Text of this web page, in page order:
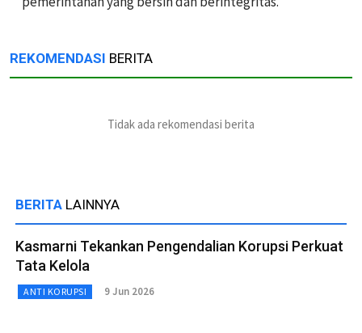
REKOMENDASI BERITA
Tidak ada rekomendasi berita
BERITA LAINNYA
Kasmarni Tekankan Pengendalian Korupsi Perkuat
Tata Kelola
ANTI KORUPSI 9 Jun 2026